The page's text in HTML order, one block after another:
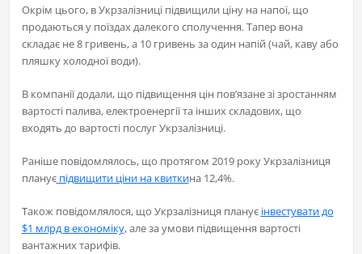
Окрім цього, в Укрзалізниці підвищили ціну на напої, що
продаються у поїздах далекого сполучення. Тапер вона
складає не 8 гривень, а 10 гривень за один напій (чай, каву або
пляшку холодної води).
В компанії додали, що підвищення цін пов’язане зі зростанням
вартості палива, електроенергії та інших складових, що
входять до вартості послуг Укрзалізниці.
Раніше повідомлялось, що протягом 2019 року Укрзалізниця
плануєпідвищити ціни на квиткина 12,4%.
Також повідомлялося, що Укрзалізниця планує інвестувати до
$1 млрд в економіку, але за умови підвищення вартості
вантажних тарифів.